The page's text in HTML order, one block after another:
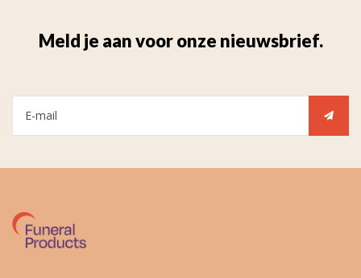
Meld je aan voor onze nieuwsbrief.